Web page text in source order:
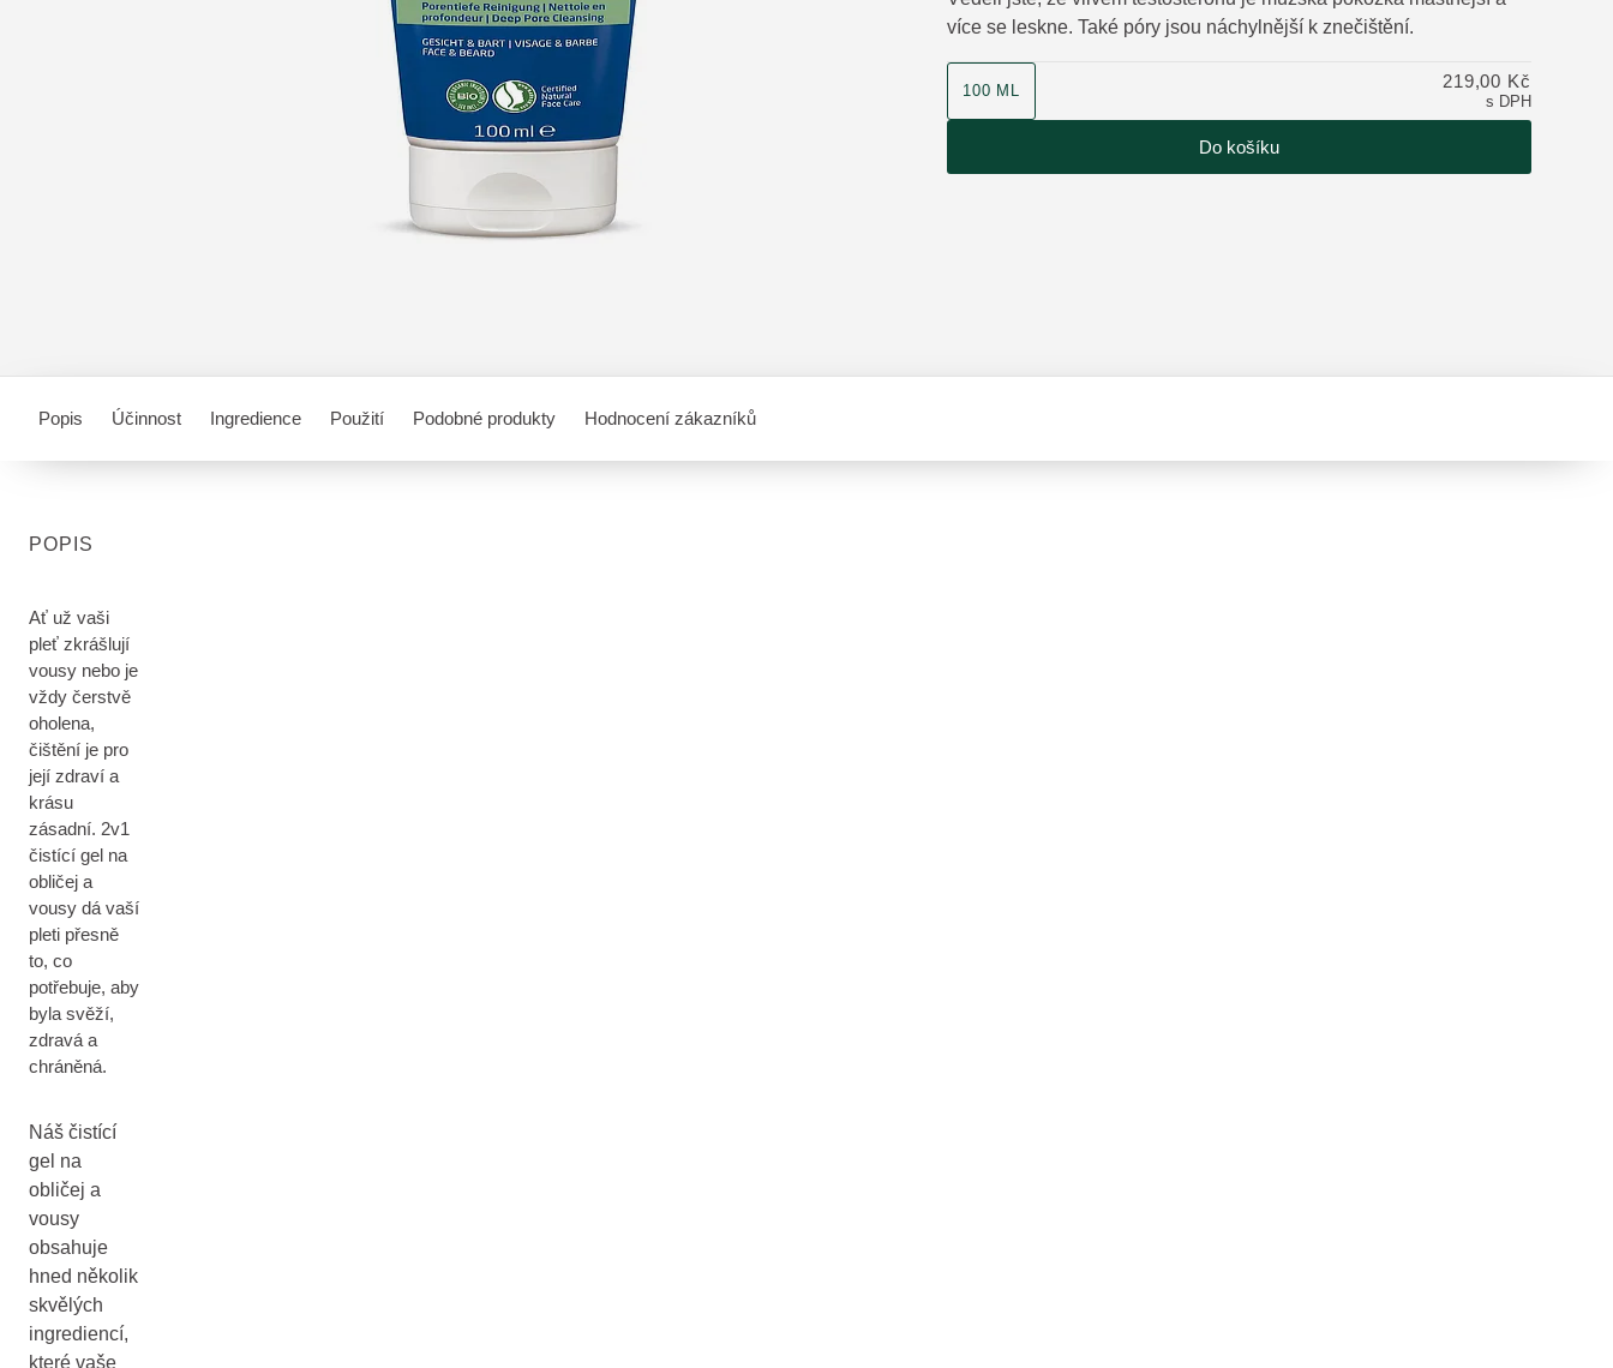
více se leskne. Také póry jsou náchylnější k znečištění.
100 ML
s DPH
219,00 Kč
Do košíku
Popis Účinnost Ingredience Použití Podobné produkty Hodnocení zákazníků
POPIS
Ať už vaši
pleť zkrášlují
vousy nebo je
vždy čerstvě
oholena,
čištění je pro
její zdraví a
krásu
zásadní. 2v1
čistící gel na
obličej a
vousy dá vaší
pleti přesně
to, co
potřebuje, aby
byla svěží,
zdravá a
chráněná.
Náš čistící
gel na
obličej a
vousy
obsahuje
hned několik
skvělých
ingrediencí,
které vaše